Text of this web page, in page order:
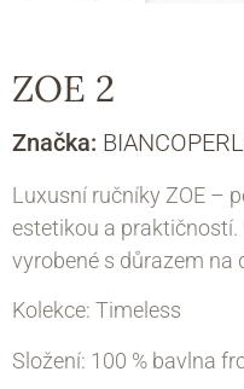
ZOE 2
Značka:
Luxusní ručníky ZOE –
estetikou a praktičností.
vyrobené s důrazem na
Kolekce: Timeless
Složení: 100 % bavlna